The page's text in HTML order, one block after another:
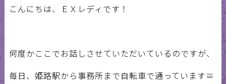
こんにちは、ＥＸレディです！
何度かここでお話しさせていただいているのですが、
毎日、姫路駅から事務所まで自転車で通っています≡